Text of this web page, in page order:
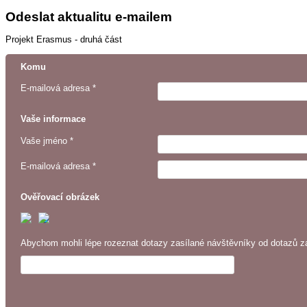
Odeslat aktualitu e-mailem
Projekt Erasmus - druhá část
Komu
E-mailová adresa *
Vaše informace
Vaše jméno *
E-mailová adresa *
Ověřovací obrázek
Abychom mohli lépe rozeznat dotazy zasílané návštěvníky od dotazů